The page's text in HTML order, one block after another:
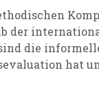
die
hat